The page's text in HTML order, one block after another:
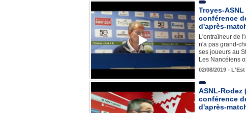
Troyes-
conférence
d'après-
L'entraîneur de
n'a pas grand-
ses joueurs au
Les Nancéiens
02/08/2019 -
ASNL-Rodez
conférence
d'après-